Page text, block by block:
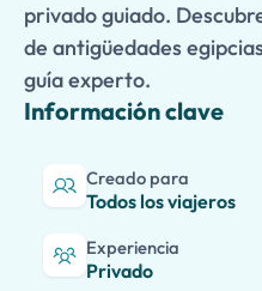
privado guiado.
de antigüedades
guía experto.
Información clave
Creado para
Todos los viajeros
Experiencia
Privado